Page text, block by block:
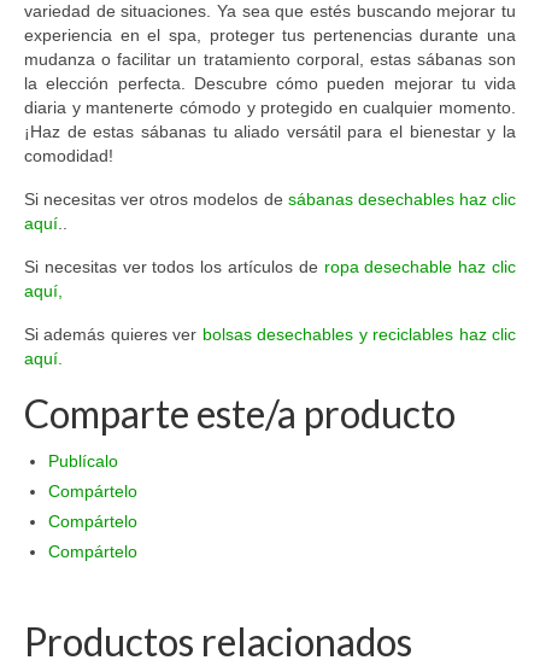
variedad de situaciones. Ya sea que estés buscando mejorar tu
experiencia en el spa, proteger tus pertenencias durante una
mudanza o facilitar un tratamiento corporal, estas sábanas son
la elección perfecta. Descubre cómo pueden mejorar tu vida
diaria y mantenerte cómodo y protegido en cualquier momento.
¡Haz de estas sábanas tu aliado versátil para el bienestar y la
comodidad!
Si necesitas ver otros modelos de sábanas desechables haz clic
aquí..
Si necesitas ver todos los artículos de ropa desechable haz clic
aquí,
Si además quieres ver bolsas desechables y reciclables haz clic
aquí.
Comparte este/a producto
Publícalo
Compártelo
Compártelo
Compártelo
Productos relacionados